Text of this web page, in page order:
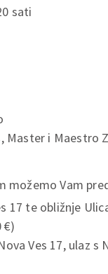
sati
Master i Maestro
možemo Vam
17 te obližnje
€)
Ves 17, ulaz